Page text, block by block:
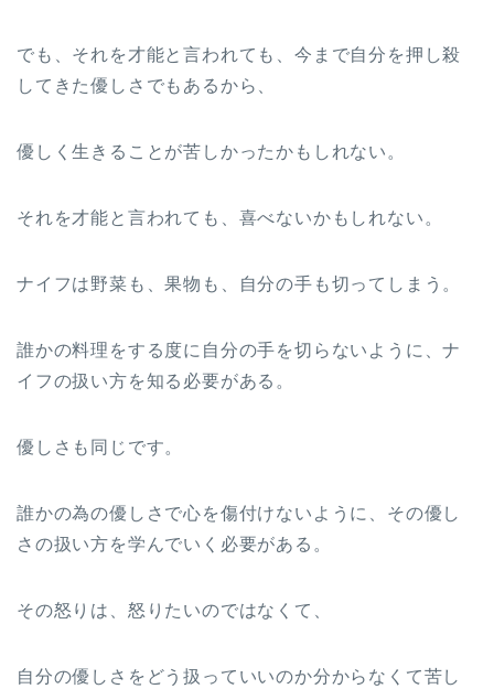
でも、それを才能と言われても、今まで自分を押し殺
してきた優しさでもあるから、
優しく生きることが苦しかったかもしれない。
それを才能と言われても、喜べないかもしれない。
ナイフは野菜も、果物も、自分の手も切ってしまう。
誰かの料理をする度に自分の手を切らないように、ナ
イフの扱い方を知る必要がある。
優しさも同じです。
誰かの為の優しさで心を傷付けないように、その優し
さの扱い方を学んでいく必要がある。
その怒りは、怒りたいのではなくて、
自分の優しさをどう扱っていいのか分からなくて苦し